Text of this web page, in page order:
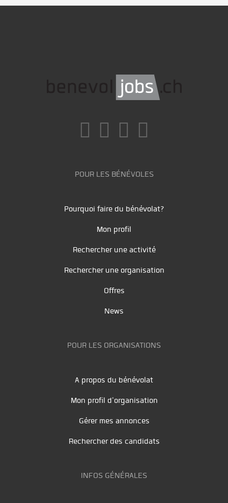
POUR LES BÉNÉVOLES
Pourquoi faire du bénévolat?
Mon profil
Rechercher une activité
Rechercher une organisation
Offres
News
POUR LES ORGANISATIONS
A propos du bénévolat
Mon profil d'organisation
Gérer mes annonces
Rechercher des candidats
INFOS GÉNÉRALES